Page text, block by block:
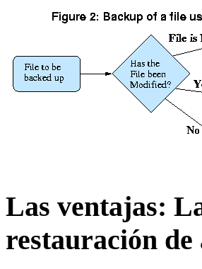
Las ventajas:
restauración de